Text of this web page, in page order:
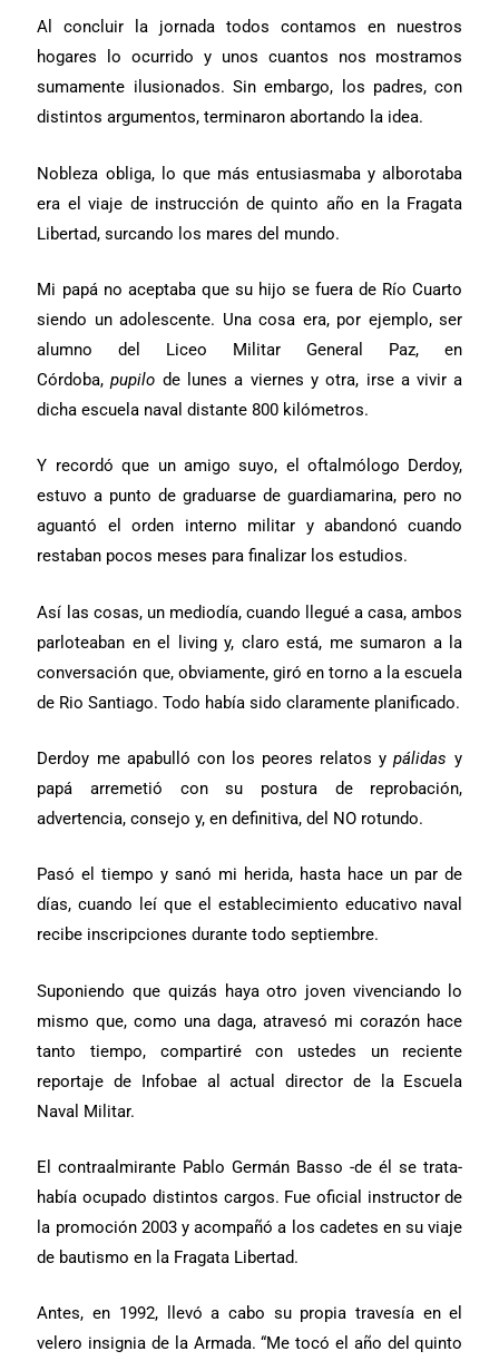
Al concluir la jornada todos contamos en nuestros
hogares lo ocurrido y unos cuantos nos mostramos
sumamente ilusionados. Sin embargo, los padres, con
distintos argumentos, terminaron abortando la idea.
Nobleza obliga, lo que más entusiasmaba y alborotaba
era el viaje de instrucción de quinto año en la Fragata
Libertad, surcando los mares del mundo.
Mi papá no aceptaba que su hijo se fuera de Río Cuarto
siendo un adolescente. Una cosa era, por ejemplo, ser
alumno del Liceo Militar General Paz, en
Córdoba,pupilo de lunes a viernes y otra, irse a vivir a
dicha escuela naval distante 800 kilómetros.
Y recordó que un amigo suyo, el oftalmólogo Derdoy,
estuvo a punto de graduarse de guardiamarina, pero no
aguantó el orden interno militar y abandonó cuando
restaban pocos meses para finalizar los estudios.
Así las cosas, un mediodía, cuando llegué a casa, ambos
parloteaban en el living y, claro está, me sumaron a la
conversación que, obviamente, giró en torno a la escuela
de Rio Santiago. Todo había sido claramente planificado.
Derdoy me apabulló con los peores relatos ypálidas y
papá arremetió con su postura de reprobación,
advertencia, consejo y, en definitiva, del NO rotundo.
Pasó el tiempo y sanó mi herida, hasta hace un par de
días, cuando leí que el establecimiento educativo naval
recibe inscripciones durante todo septiembre.
Suponiendo que quizás haya otro joven vivenciando lo
mismo que, como una daga, atravesó mi corazón hace
tanto tiempo, compartiré con ustedes un reciente
reportaje de Infobae al actual director de la Escuela
Naval Militar.
El contraalmirante Pablo Germán Basso -de él se trata-
había ocupado distintos cargos. Fue oficial instructor de
la promoción 2003 y acompañó a los cadetes en su viaje
de bautismo en la Fragata Libertad.
Antes, en 1992, llevó a cabo su propia travesía en el
velero insignia de la Armada. “Me tocó el año del quinto